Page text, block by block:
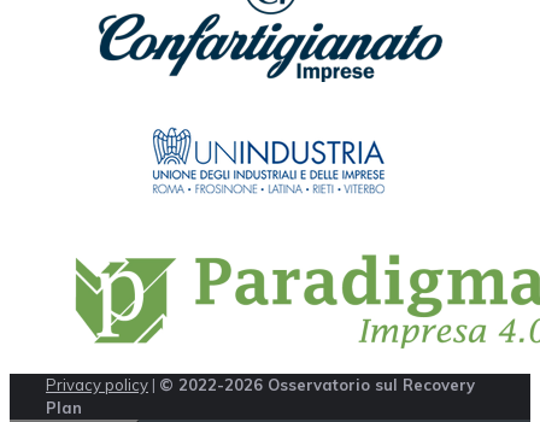
Privacy policy | © 2022-2026 Osservatorio sul Recovery
Plan